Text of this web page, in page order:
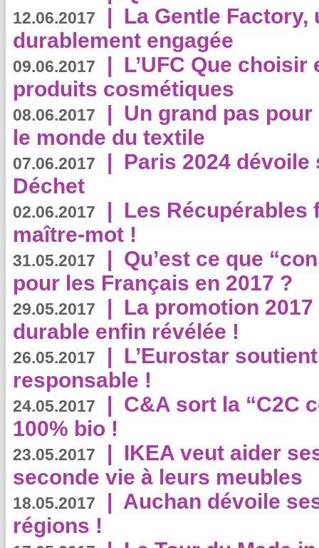
12.06.2017 | La Gentle
durablement engagée
09.06.2017 | L’UFC Que
produits cosmétiques
08.06.2017 | Un grand pas
le monde du textile
07.06.2017 | Paris 2024
Déchet
02.06.2017 | Les Récupérables
maître-mot !
31.05.2017 | Qu’est ce que
pour les Français en 2017 ?
29.05.2017 | La promotion
durable enfin révélée !
26.05.2017 | L’Eurostar
responsable !
24.05.2017 | C&A sort la “C2C
100% bio !
23.05.2017 | IKEA veut aider
seconde vie à leurs meubles
18.05.2017 | Auchan dévoile
régions !